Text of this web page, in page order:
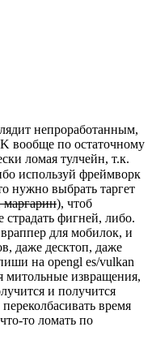
непроработанным,
вообще по остаточному
ломая тулчейн, т.к.
используй фреймворк
нужно выбрать таргет
маргарин), чтоб
страдать фигней, либо.
для мобилок, и
даже десктоп, даже
на opengl es/vulkan
митольные извращения,
и получится
время
то ломать по